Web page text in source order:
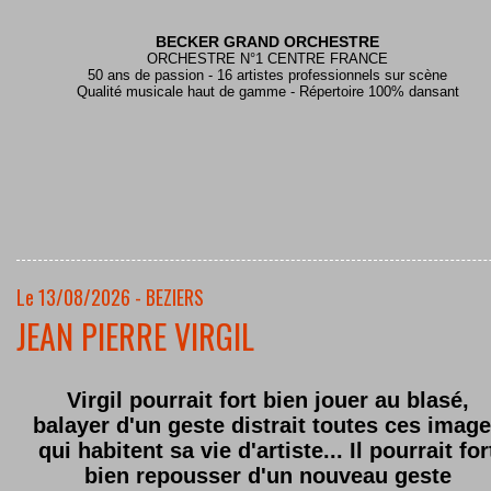
BECKER GRAND ORCHESTRE
ORCHESTRE N°1 CENTRE FRANCE
50 ans de passion - 16 artistes professionnels sur scène
Qualité musicale haut de gamme - Répertoire 100% dansant
Le 13/08/2026 - BEZIERS
JEAN PIERRE VIRGIL
Virgil pourrait fort bien jouer au blasé,
balayer d'un geste distrait toutes ces
qui habitent sa vie d'artiste... Il pourrait
bien repousser d'un nouveau geste